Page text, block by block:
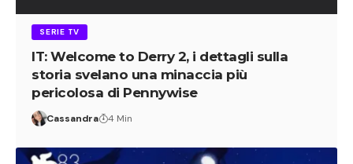
SERIE TV
IT: Welcome to Derry 2, i dettagli sulla
storia svelano una minaccia più
pericolosa di Pennywise
Cassandra 4 Min